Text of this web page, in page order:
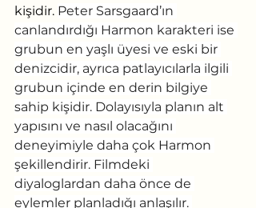
kişidir. Peter Sarsgaard’ın
canlandırdığı Harmon karakteri ise
grubun en yaşlı üyesi ve eski bir
denizcidir, ayrıca patlayıcılarla ilgili
grubun içinde en derin bilgiye
sahip kişidir. Dolayısıyla planın alt
yapısını ve nasıl olacağını
deneyimiyle daha çok Harmon
şekillendirir. Filmdeki
diyaloglardan daha önce de
eylemler planladığı anlaşılır.